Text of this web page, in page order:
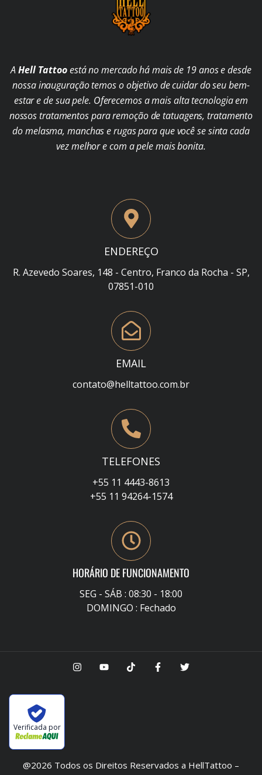
AHell Tattooestá no mercado há mais de 19 anos e desde
nossa inauguração temos o objetivo de cuidar do seu bem-
estar e de sua pele. Oferecemos a mais alta tecnologia em
nossos tratamentos para remoção de tatuagens, tratamento
do melasma, manchas e rugas para que você se sinta cada
vez melhor e com a pele mais bonita.
ENDEREÇO
R. Azevedo Soares, 148 - Centro, Franco da Rocha - SP,
07851-010
EMAIL
contato@helltattoo.com.br
TELEFONES
+55 11 4443-8613
+55 11 94264-1574
HORÁRIO DE FUNCIONAMENTO
SEG - SÁB : 08:30 - 18:00
DOMINGO : Fechado
Verificada por
@2026 Todos os Direitos Reservados a HellTattoo –